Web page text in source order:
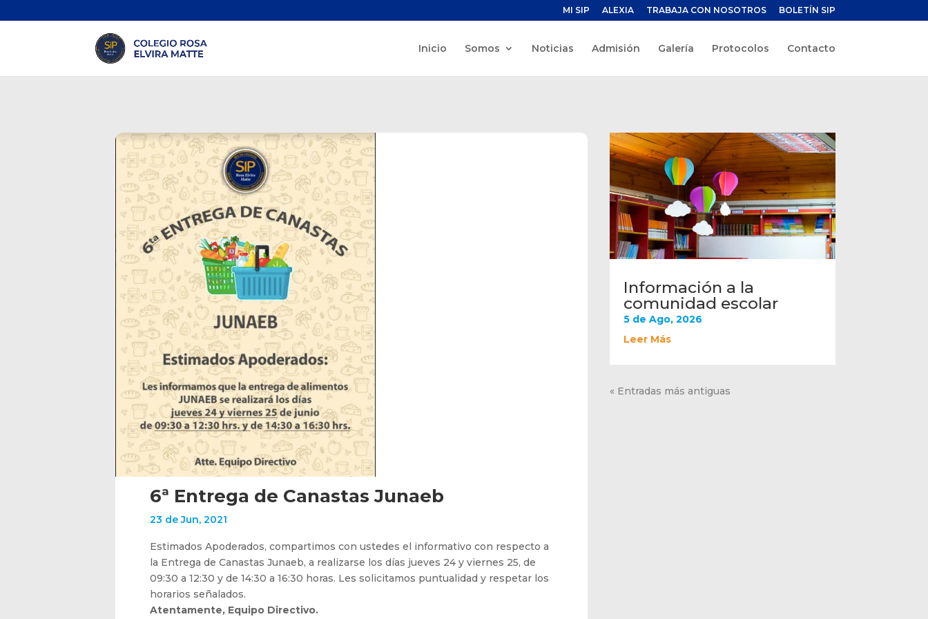
MI SIP ALEXIA TRABAJA CON NOSOTROS BOLETÍN SIP
Inicio Somos Noticias Admisión Galería Protocolos Contacto
Información a la
comunidad escolar
5 de Ago, 2026
Leer Más
« Entradas más antiguas
6ª Entrega de Canastas Junaeb
23 de Jun, 2021
Estimados Apoderados, compartimos con ustedes el informativo con respecto a
la Entrega de Canastas Junaeb, a realizarse los días jueves 24 y viernes 25, de
09:30 a 12:30 y de 14:30 a 16:30 horas. Les solicitamos puntualidad y respetar los
horarios señalados.
Atentamente, Equipo Directivo.